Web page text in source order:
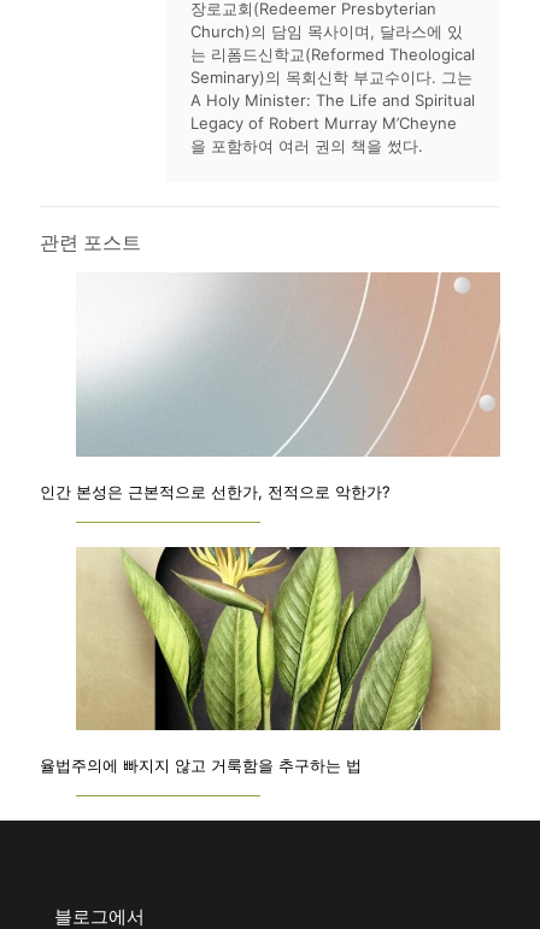
장로교회(Redeemer Presbyterian
Church)의 담임 목사이며, 달라스에 있
는 리폼드신학교(Reformed Theological
Seminary)의 목회신학 부교수이다. 그는
A Holy Minister: The Life and Spiritual
Legacy of Robert Murray M’Cheyne
을 포함하여 여러 권의 책을 썼다.
관련 포스트
인간 본성은 근본적으로 선한가, 전적으로 악한가?
율법주의에 빠지지 않고 거룩함을 추구하는 법
블로그에서